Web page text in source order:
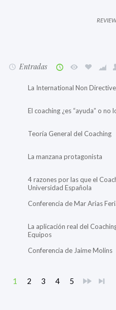
REVIEW
Entradas
La International Non
El coaching ¿es “ayuda” o no
Teoría General del Coaching
La manzana protagonista
4 razones por las que el
Universidad Española
Conferencia de Mar Arias
La aplicación real del
Equipos
Conferencia de Jaime Molins
1 2 3 4 5